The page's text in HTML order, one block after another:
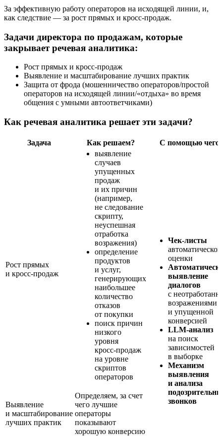
За эффективную работу операторов на исходящей линии, и,
как следствие — за рост прямых и кросс-продаж.
Задачи директора по продажам, которые
закрывает речевая аналитика:
Рост прямых и кросс-продаж
Выявление и масштабирование лучших практик
Защита от фрода (мошенничество операторов/простой
операторов на исходящей линии/«отдыха» во время
общения с умными автоответчиками)
Как речевая аналитика решает эти задачи?
Задача Как решаем? С помощью
Рост прямых
и кросс-продаж
выявление
случаев
упущенных
продаж
и их причин
(например,
не следование
скрипту,
неуспешная
отработка
возражения)
определение
продуктов
и услуг,
генерирующих
наибольшее
количество
отказов
от покупки
поиск причин
низкого
уровня
кросс-продаж
на уровне
скриптов
операторов
Чек-листы
автоматической
оценки
выявление
диалогов
с
возражениями
и упущенной
конверсией
LLM-анализ
на поиск
зависимостей
в выборке
Механизм
выявления
и анализа
звонков
Выявление
и масштабирование
лучших практик
Определяем, за счет
чего лучшие
операторы
показывают
хорошую конверсию